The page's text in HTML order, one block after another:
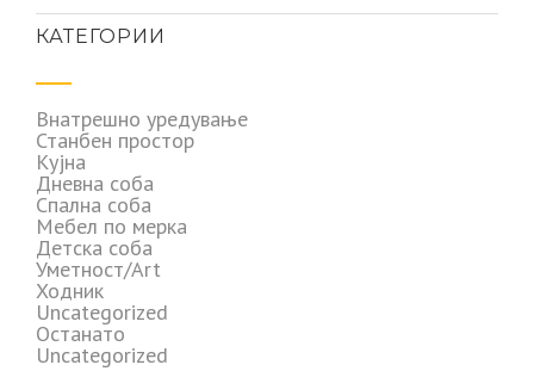
КАТЕГОРИИ
Внатрешно уредување
Станбен простор
Кујна
Дневна соба
Спална соба
Мебел по мерка
Детска соба
Уметност/Art
Ходник
Uncategorized
Останато
Uncategorized